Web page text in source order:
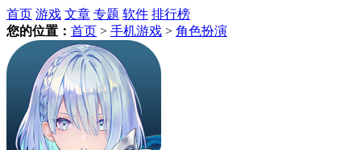
首页 游戏 文章 专题 软件 排行榜
您的位置： 首页 > 手机游戏 > 角色扮演